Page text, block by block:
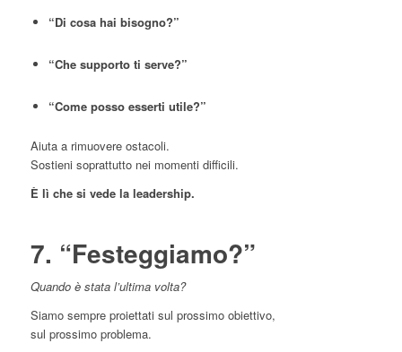
“Di cosa hai bisogno?”
“Che supporto ti serve?”
“Come posso esserti utile?”
Aiuta a rimuovere ostacoli.
Sostieni soprattutto nei momenti difficili.
È lì che si vede la leadership.
7. “Festeggiamo?”
Quando è stata l’ultima volta?
Siamo sempre proiettati sul prossimo obiettivo,
sul prossimo problema.